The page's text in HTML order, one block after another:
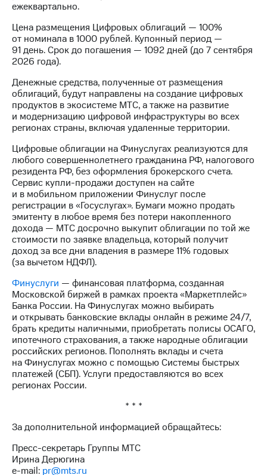
Корпоративный
секретарь
Раскрытие
информации
Информация
акционерам
Документы
ПАО
"МТС"
Собрания
акционеров
Личный
кабинет
акционера
Акционерный
капитал
Контроль
и
аудит
Рынок
акций
Описание
Программа
приобретения
Порядок
выкупа
акций
Дивиденды
Рынок
облигаций
Описание
погашении
именных
облигаций
Другое
ежеквартально.
Цена размещения Цифровых облигаций — 100%
от номинала в 1000 рублей. Купонный период —
91 день. Срок до погашения — 1092 дней (до 7 сентября
2026 года).
Денежные средства, полученные от размещения
облигаций, будут направлены на создание цифровых
продуктов в экосистеме МТС, а также на развитие
и модернизацию цифровой инфраструктуры во всех
регионах страны, включая удаленные территории.
Цифровые облигации на Финуслугах реализуются для
любого совершеннолетнего гражданина РФ, налогового
резидента РФ, без оформления брокерского счета.
Сервис купли-продажи доступен на сайте
и в мобильном приложении Финуслуг после
регистрации в «Госуслугах». Бумаги можно продать
эмитенту в любое время без потери накопленного
дохода — МТС досрочно выкупит облигации по той же
стоимости по заявке владельца, который получит
доход за все дни владения в размере 11% годовых
(за вычетом НДФЛ).
Финуслуги — финансовая платформа, созданная
Московской биржей в рамках проекта «Маркетплейс»
Банка России. На Финуслугах можно выбирать
и открывать банковские вклады онлайн в режиме 24/7,
брать кредиты наличными, приобретать полисы ОСАГО,
ипотечного страхования, а также народные облигации
российских регионов. Пополнять вклады и счета
на Финуслугах можно с помощью Системы быстрых
платежей (СБП). Услуги предоставляются во всех
регионах России.
* * *
За дополнительной информацией обращайтесь:
Пресс-секретарь Группы МТС
Ирина Дерюгина
e-mail: pr@mts.ru